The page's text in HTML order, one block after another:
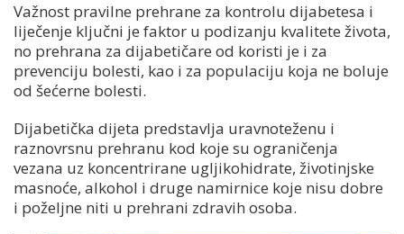
Važnost pravilne prehrane za kontrolu dijabetesa i
liječenje ključni je faktor u podizanju kvalitete života,
no prehrana za dijabetičare od koristi je i za
prevenciju bolesti, kao i za populaciju koja ne boluje
od šećerne bolesti.
Dijabetička dijeta predstavlja uravnoteženu i
raznovrsnu prehranu kod koje su ograničenja
vezana uz koncentrirane ugljikohidrate, životinjske
masnoće, alkohol i druge namirnice koje nisu dobre
i poželjne niti u prehrani zdravih osoba.